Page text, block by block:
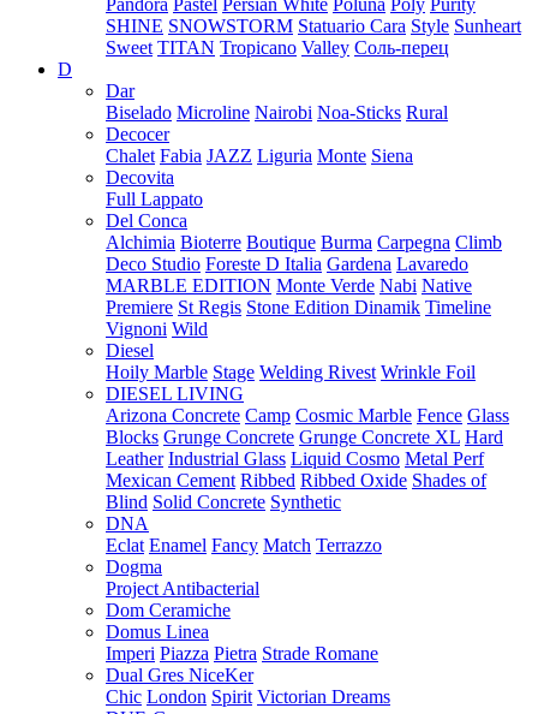
Pandora Pastel Persian White Poluna Poly Purity
SHINE SNOWSTORM Statuario Cara Style Sunheart
Sweet TITAN Tropicano Valley Соль-перец
D
Dar
Biselado Microline Nairobi Noa-Sticks Rural
Decocer
Chalet Fabia JAZZ Liguria Monte Siena
Decovita
Full Lappato
Del Conca
Alchimia Bioterre Boutique Burma Carpegna Climb
Deco Studio Foreste D Italia Gardena Lavaredo
MARBLE EDITION Monte Verde Nabi Native
Premiere St Regis Stone Edition Dinamik Timeline
Vignoni Wild
Diesel
Hoily Marble Stage Welding Rivest Wrinkle Foil
DIESEL LIVING
Arizona Concrete Camp Cosmic Marble Fence Glass
Blocks Grunge Concrete Grunge Concrete XL Hard
Leather Industrial Glass Liquid Cosmo Metal Perf
Mexican Cement Ribbed Ribbed Oxide Shades of
Blind Solid Concrete Synthetic
DNA
Eclat Enamel Fancy Match Terrazzo
Dogma
Project Antibacterial
Dom Ceramiche
Domus Linea
Imperi Piazza Pietra Strade Romane
Dual Gres NiceKer
Chic London Spirit Victorian Dreams